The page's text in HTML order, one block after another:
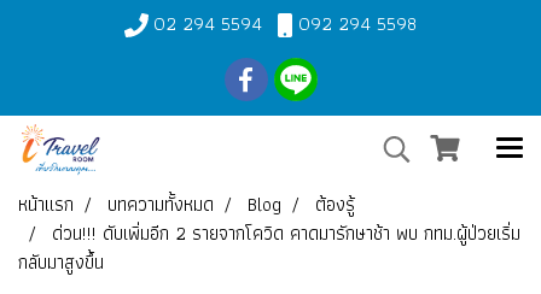
02 294 5594 092 294 5598
หน้าแรก บทความทั้งหมด Blog
ต้องรู้
ด่วน!!! ดับเพิ่มอีก 2 รายจากโควิด คาดมารักษาช้า พบ กทม.ผู้ป่วยเริ่ม
กลับมาสูงขึ้น